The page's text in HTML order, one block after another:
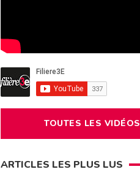
TOUTES LES VIDÉOS
ARTICLES LES PLUS LUS